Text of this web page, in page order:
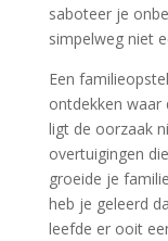
saboteer je
simpelweg niet
Een
ontdekken waar
ligt de oorzaak
overtuigingen
groeide je
heb je geleerd
leefde er ooit